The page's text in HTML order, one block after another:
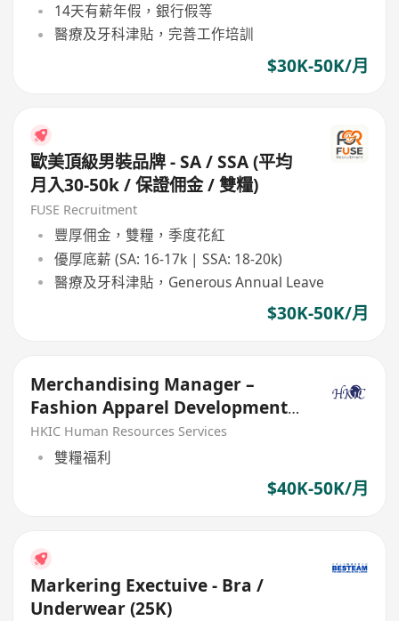
14天有薪年假，銀行假等
醫療及牙科津貼，完善工作培訓
$30K-50K/月
歐美頂級男裝品牌 - SA / SSA (平均
月入30-50k / 保證佣金 / 雙糧)
FUSE Recruitment
豐厚佣金，雙糧，季度花紅
優厚底薪 (SA: 16-17k | SSA: 18-20k)
醫療及牙科津貼，Generous Annual Leave
$30K-50K/月
Merchandising Manager –
Fashion Apparel Development
to Production
HKIC Human Resources Services
雙糧福利
$40K-50K/月
Markering Exectuive - Bra /
Underwear (25K)